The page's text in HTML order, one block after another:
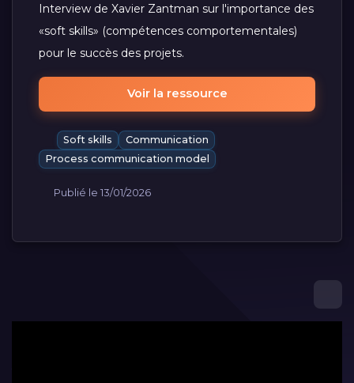
Interview de Xavier Zantman sur l'importance des
«soft skills» (compétences comportementales)
pour le succès des projets.
Voir la ressource
Soft skills
Communication
Process communication model
Publié le 13/01/2026